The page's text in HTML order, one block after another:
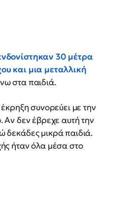
30 μέτρα
και μια μεταλλική
στα παιδιά.
συνορεύει με την
Αν δεν έβρεχε αυτή την
μικρά παιδιά.
ήταν όλα μέσα στο